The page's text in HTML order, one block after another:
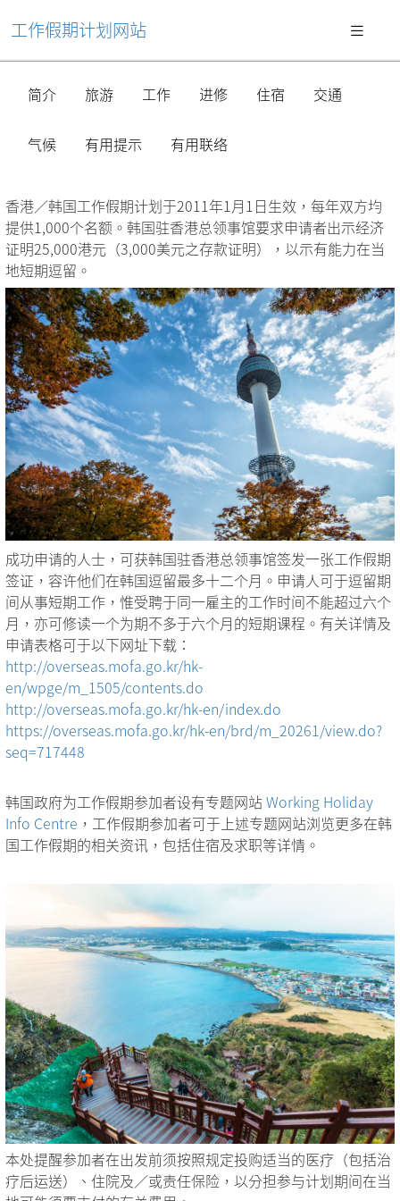
工作假期计划网站
简介 旅游 工作 进修 住宿 交通
气候 有用提示 有用联络
香港／韩国工作假期计划于2011年1月1日生效，每年双方均
提供1,000个名额。韩国驻香港总领事馆要求申请者出示经济
证明25,000港元（3,000美元之存款证明），以示有能力在当
地短期逗留。
成功申请的人士，可获韩国驻香港总领事馆签发一张工作假期
签证，容许他们在韩国逗留最多十二个月。申请人可于逗留期
间从事短期工作，惟受聘于同一雇主的工作时间不能超过六个
月，亦可修读一个为期不多于六个月的短期课程。有关详情及
申请表格可于以下网址下载：
http://overseas.mofa.go.kr/hk-
en/wpge/m_1505/contents.do
http://overseas.mofa.go.kr/hk-en/index.do
https://overseas.mofa.go.kr/hk-en/brd/m_20261/view.do?
seq=717448
韩国政府为工作假期参加者设有专题网站Working Holiday
Info Centre ，工作假期参加者可于上述专题网站浏览更多在韩
国工作假期的相关资讯，包括住宿及求职等详情。
本处提醒参加者在出发前须按照规定投购适当的医疗（包括治
疗后运送）、住院及／或责任保险，以分担参与计划期间在当